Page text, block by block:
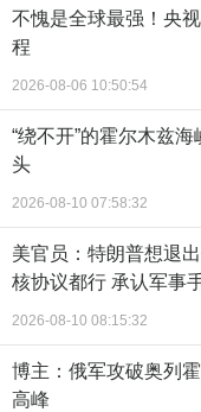
不愧是全球最强！央
程
2026-08-06 10:50:54
“绕不开”的霍尔木兹
头
2026-08-10 07:58:32
美官员：特朗普想退
核协议都行 承认军事
2026-08-10 08:15:32
博主：俄军攻破奥列
高峰